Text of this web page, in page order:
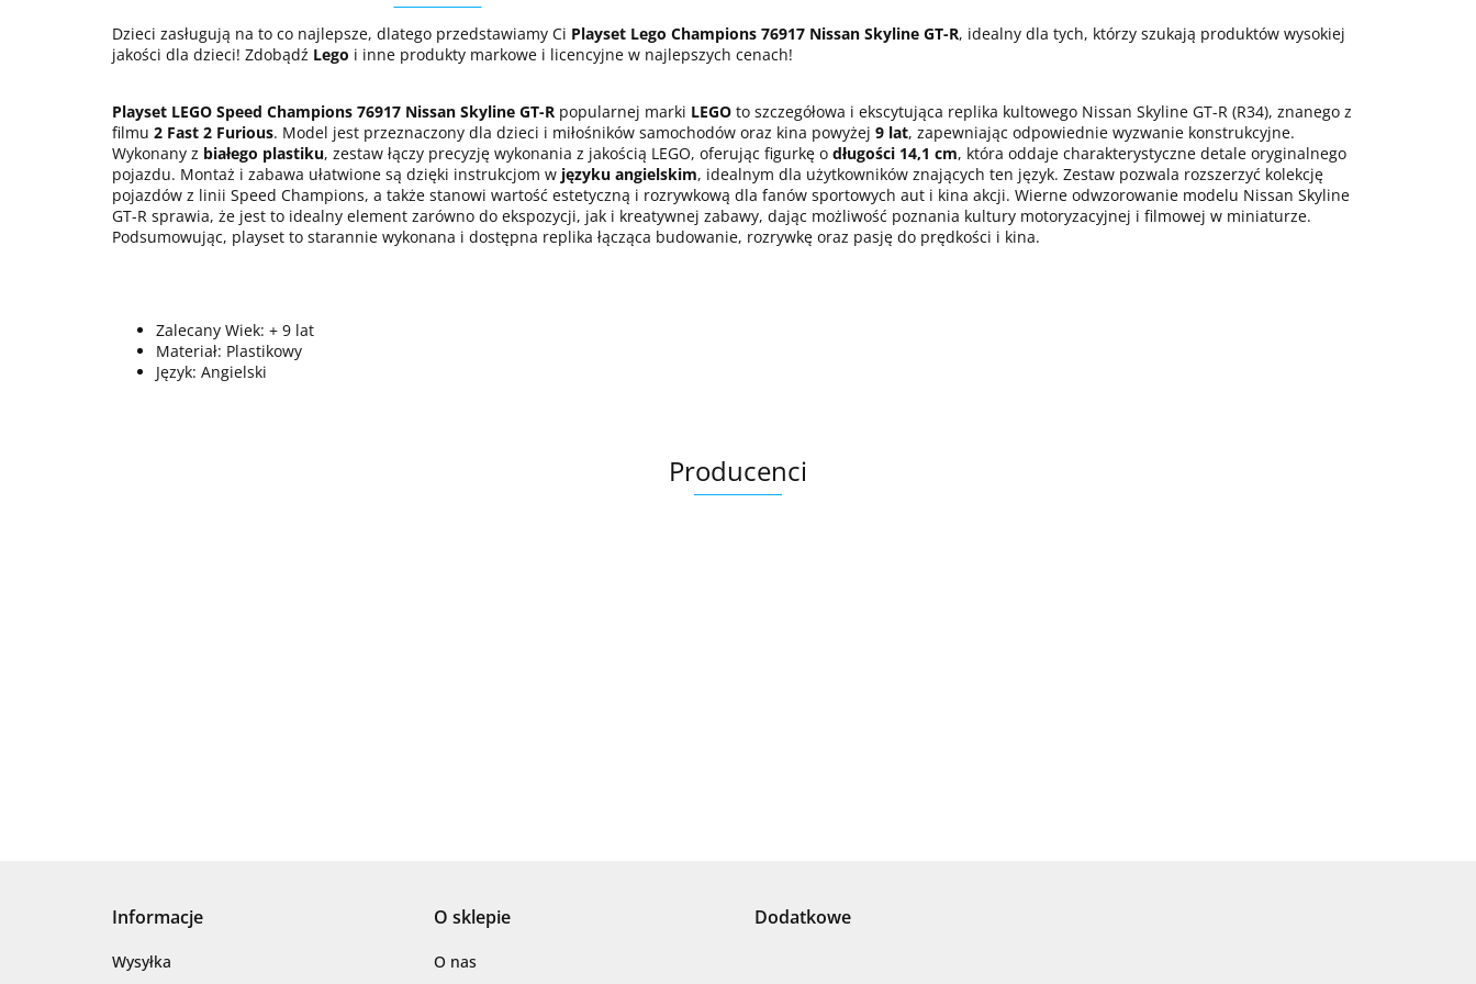
Dzieci zasługują na to co najlepsze, dlatego przedstawiamy Ci Playset Lego Champions 76917 Nissan Skyline GT-R, idealny dla tych, którzy szukają produktów wysokiej
jakości dla dzieci! Zdobądź Lego i inne produkty markowe i licencyjne w najlepszych cenach!
Playset LEGO Speed Champions 76917 Nissan Skyline GT-R popularnej marki LEGO to szczegółowa i ekscytująca replika kultowego Nissan Skyline GT-R (R34), znanego z
filmu 2 Fast 2 Furious. Model jest przeznaczony dla dzieci i miłośników samochodów oraz kina powyżej 9 lat, zapewniając odpowiednie wyzwanie konstrukcyjne.
Wykonany z białego plastiku, zestaw łączy precyzję wykonania z jakością LEGO, oferując figurkę o długości 14,1 cm, która oddaje charakterystyczne detale oryginalnego
pojazdu. Montaż i zabawa ułatwione są dzięki instrukcjom w języku angielskim, idealnym dla użytkowników znających ten język. Zestaw pozwala rozszerzyć kolekcję
pojazdów z linii Speed Champions, a także stanowi wartość estetyczną i rozrywkową dla fanów sportowych aut i kina akcji. Wierne odwzorowanie modelu Nissan Skyline
GT-R sprawia, że jest to idealny element zarówno do ekspozycji, jak i kreatywnej zabawy, dając możliwość poznania kultury motoryzacyjnej i filmowej w miniaturze.
Podsumowując, playset to starannie wykonana i dostępna replika łącząca budowanie, rozrywkę oraz pasję do prędkości i kina.
Zalecany Wiek: + 9 lat
Materiał: Plastikowy
Język: Angielski
Producenci
Informacje
Wysyłka
O sklepie
O nas
Dodatkowe